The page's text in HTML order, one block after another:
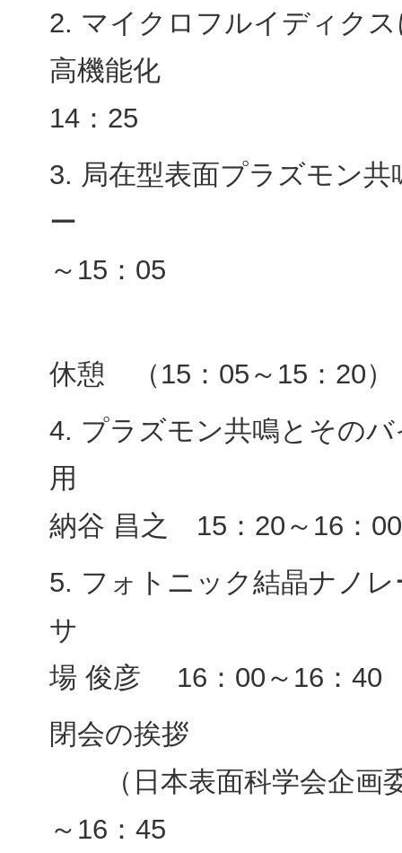
2. マイクロフルイディク
高機能化 （筑波
14：25
3. 局在型表面プラズモン
ー （東大生
～15：05
休憩 （15：05～15：20）
4. プラズモン共鳴とその
用 （富
納谷 昌之 15：20～16：00
5. フォトニック結晶ナノ
サ （横
場 俊彦 16：00～16：40
閉会
（日本表面科学会企画
～16：45